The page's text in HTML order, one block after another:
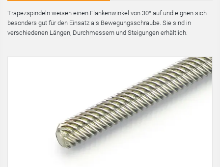
Trapezspindeln weisen einen Flankenwinkel von 30° auf und eignen sich
besonders gut für den Einsatz als Bewegungsschraube. Sie sind in
verschiedenen Längen, Durchmessern und Steigungen erhältlich.